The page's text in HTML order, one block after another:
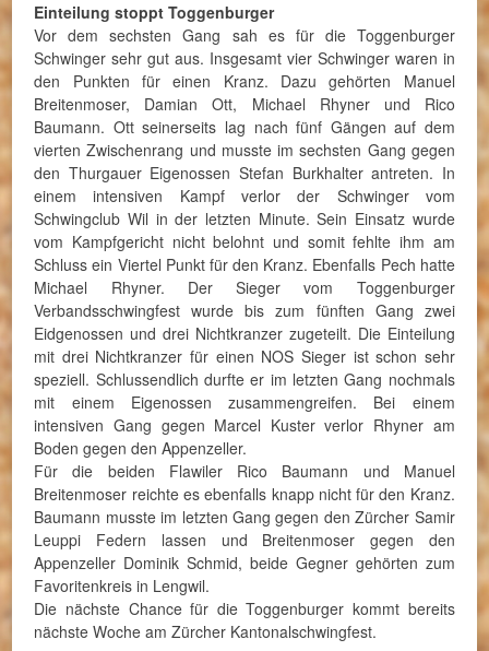
Einteilung stoppt Toggenburger
Vor dem sechsten Gang sah es für die Toggenburger
Schwinger sehr gut aus. Insgesamt vier Schwinger waren in
den Punkten für einen Kranz. Dazu gehörten Manuel
Breitenmoser, Damian Ott, Michael Rhyner und Rico
Baumann. Ott seinerseits lag nach fünf Gängen auf dem
vierten Zwischenrang und musste im sechsten Gang gegen
den Thurgauer Eigenossen Stefan Burkhalter antreten. In
einem intensiven Kampf verlor der Schwinger vom
Schwingclub Wil in der letzten Minute. Sein Einsatz wurde
vom Kampfgericht nicht belohnt und somit fehlte ihm am
Schluss ein Viertel Punkt für den Kranz. Ebenfalls Pech hatte
Michael Rhyner. Der Sieger vom Toggenburger
Verbandsschwingfest wurde bis zum fünften Gang zwei
Eidgenossen und drei Nichtkranzer zugeteilt. Die Einteilung
mit drei Nichtkranzer für einen NOS Sieger ist schon sehr
speziell. Schlussendlich durfte er im letzten Gang nochmals
mit einem Eigenossen zusammengreifen. Bei einem
intensiven Gang gegen Marcel Kuster verlor Rhyner am
Boden gegen den Appenzeller.
Für die beiden Flawiler Rico Baumann und Manuel
Breitenmoser reichte es ebenfalls knapp nicht für den Kranz.
Baumann musste im letzten Gang gegen den Zürcher Samir
Leuppi Federn lassen und Breitenmoser gegen den
Appenzeller Dominik Schmid, beide Gegner gehörten zum
Favoritenkreis in Lengwil.
Die nächste Chance für die Toggenburger kommt bereits
nächste Woche am Zürcher Kantonalschwingfest.